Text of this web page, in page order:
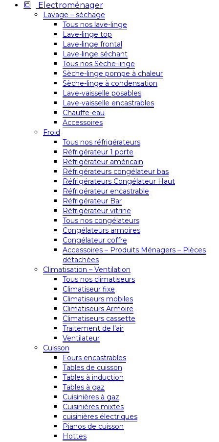
Electroménager
Lavage – séchage
Tous nos lave-linge
Lave-linge top
Lave-linge frontal
Lave-linge séchant
Tous nos Sèche-linge
Sèche-linge pompe à chaleur
Sèche-linge à condensation
Lave-vaisselle posables
Lave-vaisselle encastrables
Chauffe-eau
Accessoires
Froid
Tous nos réfrigérateurs
Réfrigérateur 1 porte
Réfrigérateur américain
Réfrigérateurs congélateur bas
Réfrigérateurs Congélateur Haut
Réfrigérateur encastrable
Réfrigérateur Bar
Réfrigérateur vitrine
Tous nos congélateurs
Congélateurs armoires
Congélateur coffre
Accessoires – Produits Ménagers – Pièces
détachées
Climatisation – Ventilation
Tous nos climatiseurs
Climatiseur fixe
Climatiseurs mobiles
Climatiseurs Armoire
Climatiseurs cassette
Traitement de l’air
Ventilateur
Cuisson
Fours encastrables
Tables de cuisson
Tables à induction
Tables à gaz
Cuisinières à gaz
Cuisinières mixtes
cuisinières électriques
Pianos de cuisson
Hottes